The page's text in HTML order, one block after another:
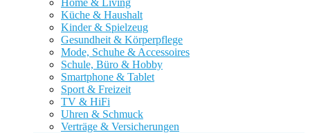
Home & Living
Küche & Haushalt
Kinder & Spielzeug
Gesundheit & Körperpflege
Mode, Schuhe & Accessoires
Schule, Büro & Hobby
Smartphone & Tablet
Sport & Freizeit
TV & HiFi
Uhren & Schmuck
Verträge & Versicherungen